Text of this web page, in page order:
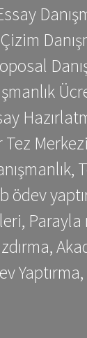
ödev
Parayla